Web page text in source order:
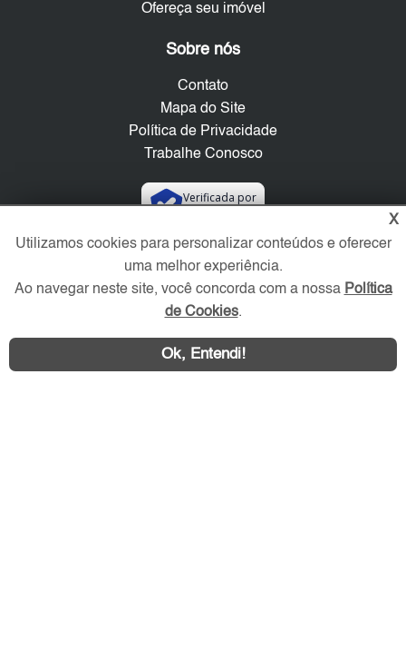
Ofereça seu imóvel
Sobre nós
Contato
Mapa do Site
Política de Privacidade
Trabalhe Conosco
Verificada por
Redes Sociais
X
Utilizamos cookies para personalizar conteúdos e oferecer
uma melhor experiência.
Ao navegar neste site, você concorda com a nossa Política
de Cookies.
Ok, Entendi!